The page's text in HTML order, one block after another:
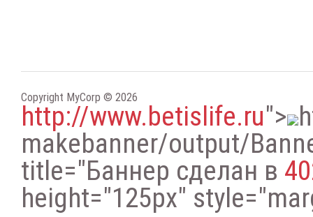
Copyright MyCorp © 2026
http://www.betislife.ru">
makebanner/output/
title="Баннер сделан в
height="125px"